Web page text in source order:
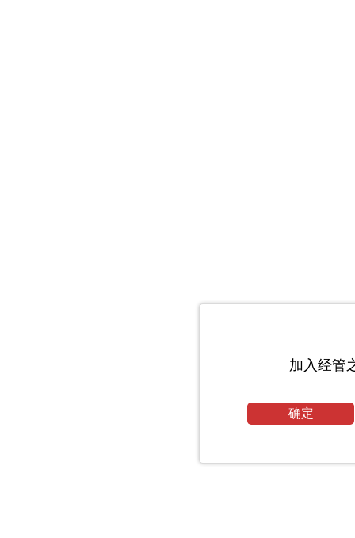
加入经管
确定